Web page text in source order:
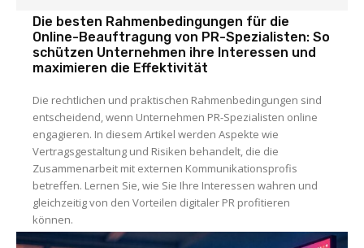
Die besten Rahmenbedingungen für die
Online-Beauftragung von PR-Spezialisten: So
schützen Unternehmen ihre Interessen und
maximieren die Effektivität
Die rechtlichen und praktischen Rahmenbedingungen sind
entscheidend, wenn Unternehmen PR-Spezialisten online
engagieren. In diesem Artikel werden Aspekte wie
Vertragsgestaltung und Risiken behandelt, die die
Zusammenarbeit mit externen Kommunikationsprofis
betreffen. Lernen Sie, wie Sie Ihre Interessen wahren und
gleichzeitig von den Vorteilen digitaler PR profitieren
können.